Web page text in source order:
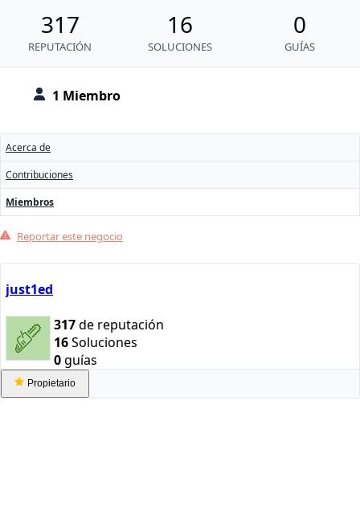
1 Miembro
317
REPUTACIÓN
16
SOLUCIONES
0
GUÍAS
Acerca de
Contribuciones
Miembros
Reportar este negocio
just1ed
317de reputación
16Soluciones
0guías
Propietario